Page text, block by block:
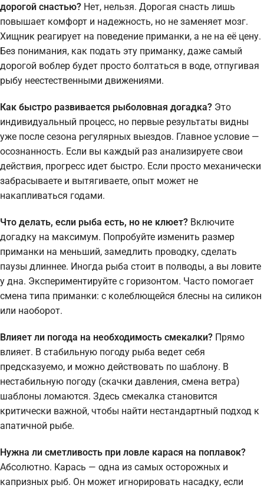
дорогой снастью? Нет, нельзя. Дорогая снасть лишь
повышает комфорт и надежность, но не заменяет мозг.
Хищник реагирует на поведение приманки, а не на её цену.
Без понимания, как подать эту приманку, даже самый
дорогой воблер будет просто болтаться в воде, отпугивая
рыбу неестественными движениями.
Как быстро развивается рыболовная догадка? Это
индивидуальный процесс, но первые результаты видны
уже после сезона регулярных выездов. Главное условие —
осознанность. Если вы каждый раз анализируете свои
действия, прогресс идет быстро. Если просто механически
забрасываете и вытягиваете, опыт может не
накапливаться годами.
Что делать, если рыба есть, но не клюет? Включите
догадку на максимум. Попробуйте изменить размер
приманки на меньший, замедлить проводку, сделать
паузы длиннее. Иногда рыба стоит в полводы, а вы ловите
у дна. Экспериментируйте с горизонтом. Часто помогает
смена типа приманки: с колеблющейся блесны на силикон
или наоборот.
Влияет ли погода на необходимость смекалки? Прямо
влияет. В стабильную погоду рыба ведет себя
предсказуемо, и можно действовать по шаблону. В
нестабильную погоду (скачки давления, смена ветра)
шаблоны ломаются. Здесь смекалка становится
критически важной, чтобы найти нестандартный подход к
апатичной рыбе.
Нужна ли сметливость при ловле карася на поплавок?
Абсолютно. Карась — одна из самых осторожных и
капризных рыб. Он может игнорировать насадку, если